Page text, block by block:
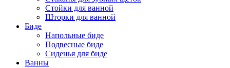
Стойки для ванной
Шторки для ванной
Биде
Напольные биде
Подвесные биде
Сиденья для биде
Ванны